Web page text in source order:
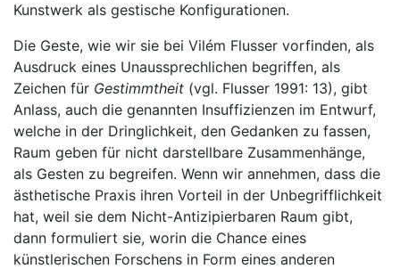
Kunstwerk als gestische Konfigurationen.
Die Geste, wie wir sie bei Vilém Flusser vorfinden, als
Ausdruck eines Unaussprechlichen begriffen, als
Zeichen für Gestimmtheit (vgl. Flusser 1991: 13), gibt
Anlass, auch die genannten Insuffizienzen im Entwurf,
welche in der Dringlichkeit, den Gedanken zu fassen,
Raum geben für nicht darstellbare Zusammenhänge,
als Gesten zu begreifen. Wenn wir annehmen, dass die
ästhetische Praxis ihren Vorteil in der Unbegrifflichkeit
hat, weil sie dem Nicht-Antizipierbaren Raum gibt,
dann formuliert sie, worin die Chance eines
künstlerischen Forschens in Form eines anderen